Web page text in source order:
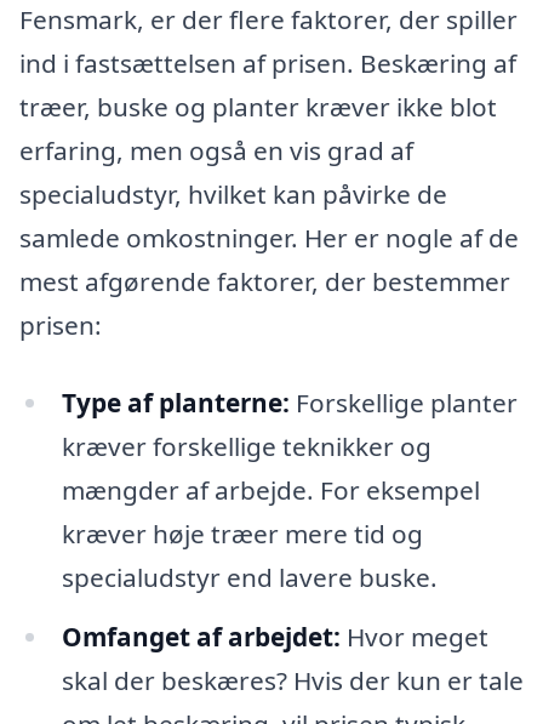
Fensmark, er der flere faktorer, der spiller
ind i fastsættelsen af prisen. Beskæring af
træer, buske og planter kræver ikke blot
erfaring, men også en vis grad af
specialudstyr, hvilket kan påvirke de
samlede omkostninger. Her er nogle af de
mest afgørende faktorer, der bestemmer
prisen:
Type af planterne: Forskellige planter
kræver forskellige teknikker og
mængder af arbejde. For eksempel
kræver høje træer mere tid og
specialudstyr end lavere buske.
Omfanget af arbejdet: Hvor meget
skal der beskæres? Hvis der kun er tale